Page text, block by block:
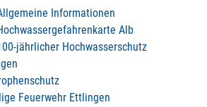
Informationen
Alb
jährlicher Hochwasserschutz
Feuerwehr Ettlingen